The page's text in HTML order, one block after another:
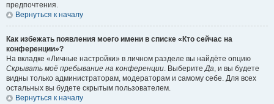
предпочтения.
Вернуться к началу
Как избежать появления моего имени в списке «Кто сейчас на
конференции»?
На вкладке «Личные настройки» в личном разделе вы найдёте опцию
Скрывать моё пребывание на конференции. ВыберитеДа, и вы будете
видны только администраторам, модераторам и самому себе. Для всех
остальных вы будете скрытым пользователем.
Вернуться к началу